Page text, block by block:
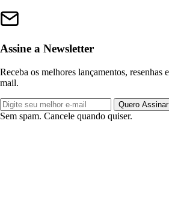
Assine a Newsletter
Receba os melhores lançamentos, resenhas
mail.
Quero Assinar
Sem spam. Cancele quando quiser.